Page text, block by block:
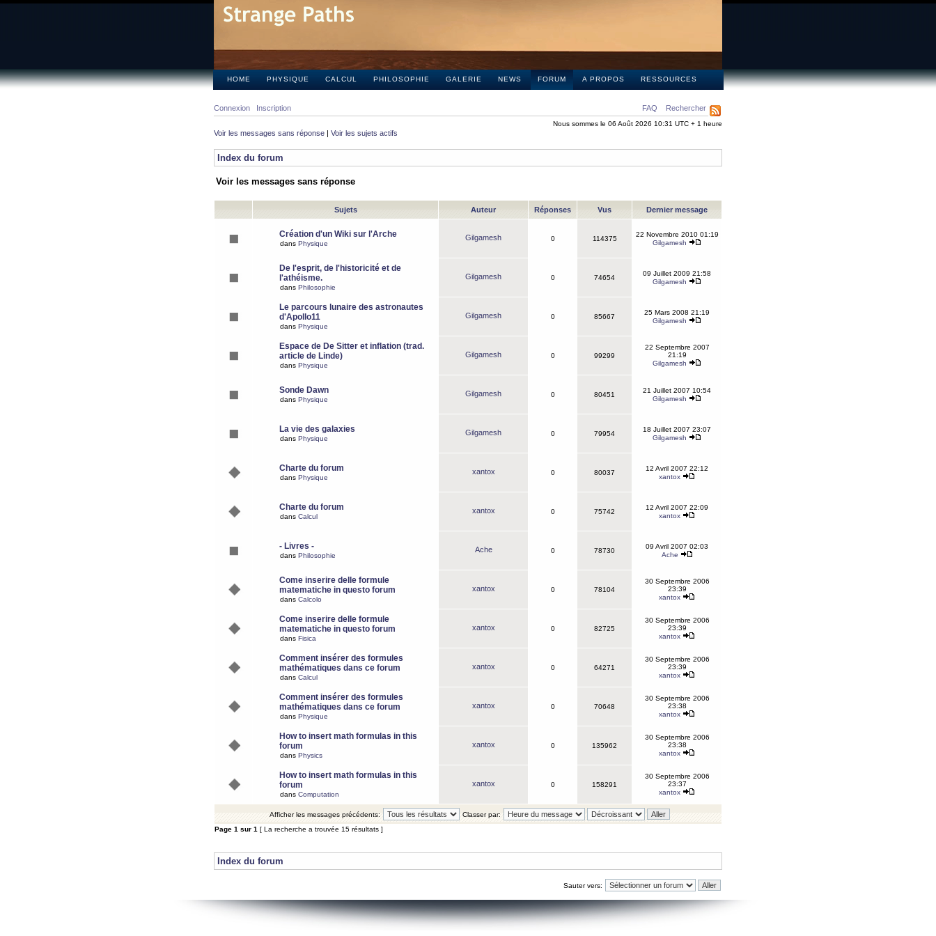
HOME PHYSIQUE CALCUL PHILOSOPHIE GALERIE NEWS FORUM A PROPOS RESSOURCES
FAQ Rechercher
Connexion Inscription
Nous sommes le 06 Août 2026 10:31 UTC + 1 heure
Voir les messages sans réponse | Voir les sujets actifs
Index du forum
Voir les messages sans réponse
Sujets Auteur Réponses Vus Dernier message
Création d'un Wiki sur l'Arche
dans Physique
Gilgamesh 0 114375
22 Novembre 2010 01:19
Gilgamesh
De l'esprit, de l'historicité et de
l'athéisme.
dans Philosophie
Gilgamesh 0 74654
09 Juillet 2009 21:58
Gilgamesh
Le parcours lunaire des astronautes
d'Apollo11
dans Physique
Gilgamesh 0 85667
25 Mars 2008 21:19
Gilgamesh
Espace de De Sitter et inflation (trad.
article de Linde)
dans Physique
Gilgamesh 0 99299
22 Septembre 2007
21:19
Gilgamesh
Sonde Dawn
dans Physique
Gilgamesh 0 80451
21 Juillet 2007 10:54
Gilgamesh
La vie des galaxies
dans Physique
Gilgamesh 0 79954
18 Juillet 2007 23:07
Gilgamesh
Charte du forum
dans Physique
xantox 0 80037
12 Avril 2007 22:12
xantox
Charte du forum
dans Calcul
xantox 0 75742
12 Avril 2007 22:09
xantox
- Livres -
dans Philosophie
Ache 0 78730
09 Avril 2007 02:03
Ache
Come inserire delle formule
matematiche in questo forum
dans Calcolo
xantox 0 78104
30 Septembre 2006
23:39
xantox
Come inserire delle formule
matematiche in questo forum
dans Fisica
xantox 0 82725
30 Septembre 2006
23:39
xantox
Comment insérer des formules
mathématiques dans ce forum
dans Calcul
xantox 0 64271
30 Septembre 2006
23:39
xantox
Comment insérer des formules
mathématiques dans ce forum
dans Physique
xantox 0 70648
30 Septembre 2006
23:38
xantox
How to insert math formulas in this
forum
dans Physics
xantox 0 135962
30 Septembre 2006
23:38
xantox
How to insert math formulas in this
forum
dans Computation
xantox 0 158291
30 Septembre 2006
23:37
xantox
Afficher les messages précédents:
Classer par:
Page 1 sur 1 [ La recherche a trouvée 15 résultats ]
Index du forum
Sauter vers: